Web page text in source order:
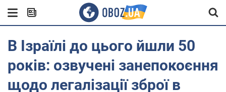
В Ізраїлі до цього йшли 50
років: озвучені занепокоєння
щодо легалізації зброї в